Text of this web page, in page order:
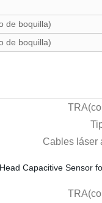
de boquilla)
de boquilla)
Cables láser